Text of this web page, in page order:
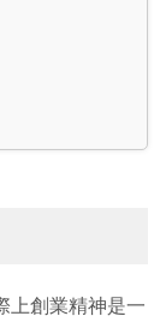
上創業精神是一